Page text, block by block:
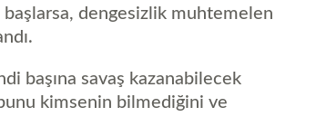
dengesizlik muhtemelen
başına savaş kazanabilecek
kimsenin bilmediğini ve